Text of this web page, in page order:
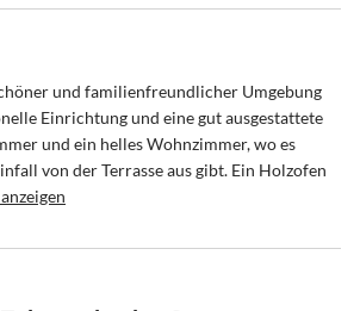
und familienfreundlicher Umgebung
Einrichtung und eine gut ausgestattete
und ein helles Wohnzimmer, wo es
von der Terrasse aus gibt. Ein Holzofen